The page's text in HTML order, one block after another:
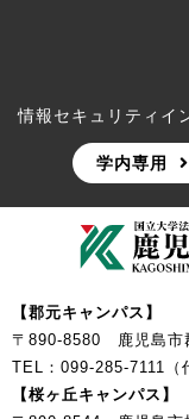
情報セキュリティイ
学内専用
【郡元キャンパス】
〒890-8580 鹿児島市
TEL：099-285-7111（
【桜ヶ丘キャンパス】